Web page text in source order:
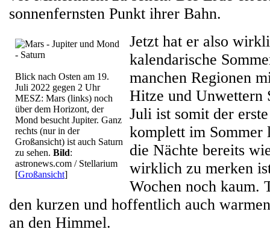
sonnenfernsten Punkt ihrer Bahn.
Blick nach Osten am 19.
Juli 2022 gegen 2 Uhr
MESZ: Mars (links) noch
über dem Horizont, der
Mond besucht Jupiter. Ganz
rechts (nur in der
Großansicht) ist auch Saturn
zu sehen. Bild:
astronews.com / Stellarium
[Großansicht]
Jetzt hat er also
kalendarische
manchen Regionen
Hitze und Unwettern
Juli ist somit der
komplett im
die Nächte bereits
wirklich zu merken
Wochen noch kaum.
den kurzen und hoffentlich auch
an den Himmel.